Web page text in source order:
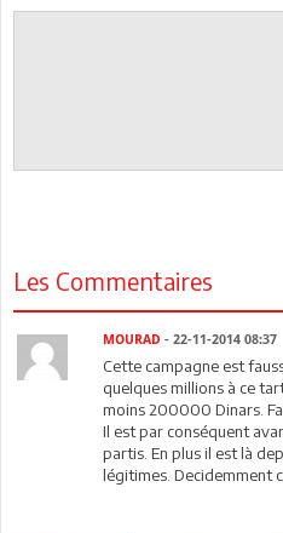
Les Commentaires
MOURAD - 22-11-2014 08:37
Cette campagne est
quelques millions à ce
moins 200000 Dinars.
Il est par conséquent
partis. En plus il est là
légitimes. Decidemment